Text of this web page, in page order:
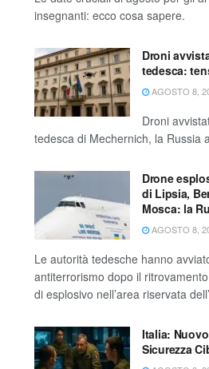
insegnanti: ecco cosa sapere.
Droni
tedesca:
AGOSTO 8,
Droni
tedesca di Mechernich, la Russia
Drone
di Lipsia,
Mosca: la
AGOSTO 8,
Le autorità tedesche hanno
antiterrorismo dopo il
di esplosivo nell’area riservata
Italia:
Sicurezza